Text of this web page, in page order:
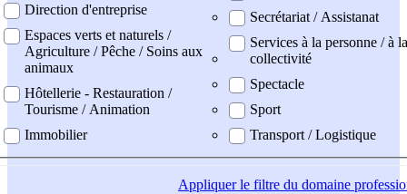
Direction d'entreprise
Espaces verts et naturels /
Agriculture / Pêche / Soins aux
animaux
Hôtellerie - Restauration /
Tourisme / Animation
Immobilier
Secrétariat / Assistanat
Services à la personne / à la
collectivité
Spectacle
Sport
Transport / Logistique
Appliquerle filtre du domaine